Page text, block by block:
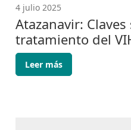
4 julio 2025
Atazanavir:
tratamiento del
para periodistas
Leer más